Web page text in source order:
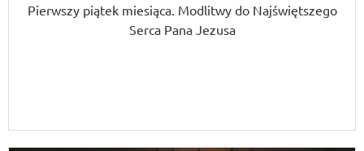
Pierwszy piątek miesiąca. Modlitwy do Najświętszego
Serca Pana Jezusa